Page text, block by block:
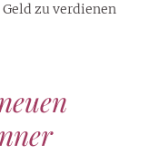
zu verdienen